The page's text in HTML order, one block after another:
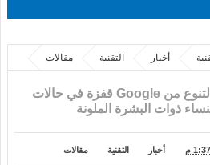
أخبار التقنية
مقالات
يُظهر أحدث تقرير عن التنوع من Google قفزة في حالات
ذوات البشرة الملونة
م أخبار التقنية مقالات